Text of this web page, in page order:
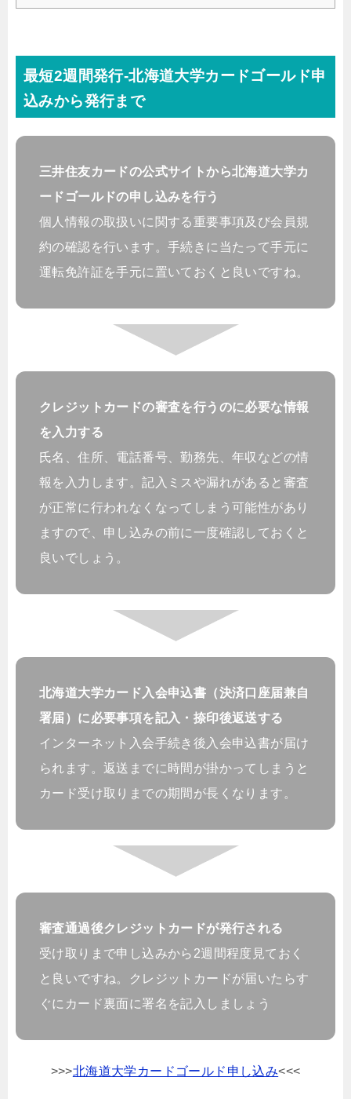
最短2週間発行-北海道大学カードゴールド申
込みから発行まで
三井住友カードの公式サイトから北海道大学カ
ードゴールドの申し込みを行う
個人情報の取扱いに関する重要事項及び会員規
約の確認を行います。手続きに当たって手元に
運転免許証を手元に置いておくと良いですね。
クレジットカードの審査を行うのに必要な情報
を入力する
氏名、住所、電話番号、勤務先、年収などの情
報を入力します。記入ミスや漏れがあると審査
が正常に行われなくなってしまう可能性があり
ますので、申し込みの前に一度確認しておくと
良いでしょう。
北海道大学カード入会申込書（決済口座届兼自
署届）に必要事項を記入・捺印後返送する
インターネット入会手続き後入会申込書が届け
られます。返送までに時間が掛かってしまうと
カード受け取りまでの期間が長くなります。
審査通過後クレジットカードが発行される
受け取りまで申し込みから2週間程度見ておく
と良いですね。クレジットカードが届いたらす
ぐにカード裏面に署名を記入しましょう
>>>北海道大学カードゴールド申し込み<<<